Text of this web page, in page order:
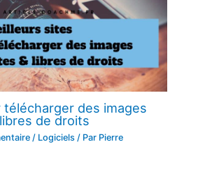
des images
de droits
/ Logiciels / Par Pierre